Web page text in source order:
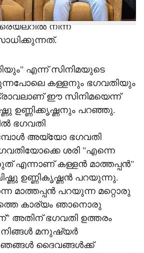
നിന്ന്
എന്ന് സിനിമയുടെ
കള്ളനും ഭഗവതിയും
ഈ സിനിമയെന്ന്
ഉണ്ണിക്കൃഷ്ണനും പറഞ്ഞു.
ഭഗവതി
അയ്യോ ഭഗവതി
ശരി "എന്നെ
എന്നാണ് കള്ളൻ മാത്തപ്പൻ"
ഉണ്ണികൃഷ്ണൻ പറയുന്നു.
മാത്തപ്പൻ പറയുന്ന മറ്റൊരു
കാര്യം ഞാനൊരു
അതിന് ഭഗവതി ഉത്തരം
നിങ്ങൾ മനുഷ്യർ
ഞങ്ങൾ ദൈവങ്ങൾക്ക്